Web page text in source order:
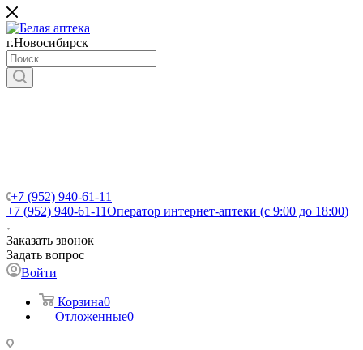
г.Новосибирск
+7 (952) 940-61-11
+7 (952) 940-61-11Оператор интернет-аптеки (с 9:00 до 18:00)
Заказать звонок
Задать вопрос
Войти
Корзина0
Отложенные0